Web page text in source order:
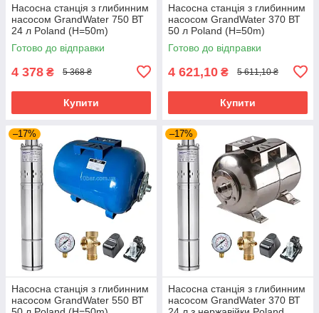
Насосна станція з глибинним
насосом GrandWater 750 ВТ
24 л Poland (H=50m)
Готово до відправки
4 378 ₴ 5 368 ₴
Купити
Насосна станція з глибинним
насосом GrandWater 370 ВТ
50 л Poland (H=50m)
Готово до відправки
4 621,10 ₴ 5 611,10 ₴
Купити
–17%
Насосна станція з глибинним
насосом GrandWater 550 ВТ
–17%
Насосна станція з глибинним
насосом GrandWater 370 ВТ